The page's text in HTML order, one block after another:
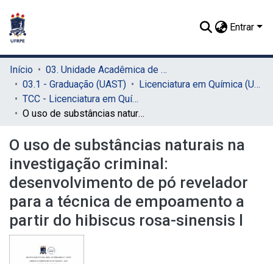
Entrar
Início
03. Unidade Acadêmica de Serra Talhada (UAST)
03.1 - Graduação (UAST)
Licenciatura em Química (UAST)
TCC - Licenciatura em Química (UAST)
O uso de substâncias naturais na investigação criminal: desenvolvimento de pó revelador para a técnica de empoamento a partir do hibiscus rosa-sinensis l
O uso de substâncias naturais na
investigação criminal:
desenvolvimento de pó revelador
para a técnica de empoamento a
partir do hibiscus rosa-sinensis l